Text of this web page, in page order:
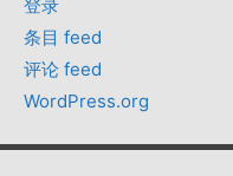
登录
条目 feed
评论 feed
WordPress.org